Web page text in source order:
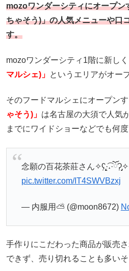
mozoワンダーシティにオープン
ちゃそう)」の人気メニューや口
す。
mozoワンダーシティ1階に新しく
マルシェ)」 というエリアがオー
そのフードマルシェにオープンす
ゃそう)」 は名古屋の大須で人気
までにワイドショーなどでも何
念願の百花茶莊さん✧ʕ̢̣̣̣̣̩̩̩̩·͡˔·ོɁ̡̣̣̣̣̩̩̩̩✧
pic.twitter.com/IT4SWVBzxj
— 内服用⛅ (@moon8672)
手作りにこだわった商品が販売
できず、売り切れることも多いそ